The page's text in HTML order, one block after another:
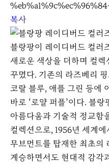
e
복사
블랑팡이 레이디버드 컬러
새로운 색상을 더하며 컬
꾸몄다. 기존의 라즈베리
코랄 블루, 애플 그린 등에
바로 ‘로얄 퍼플’이다. 블
아름다움과 기술적 정교함
컬렉션으로, 1956년 세계
무브먼트를 탑재한 최초의
계승하면서도 현대적 감각